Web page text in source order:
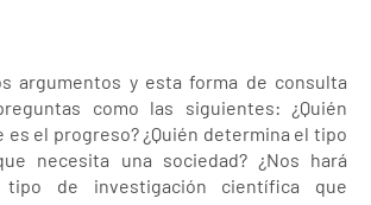
argumentos y esta forma de consulta
como las siguientes: ¿Quién
es el progreso? ¿Quién determina el tipo
necesita una sociedad? ¿Nos hará
tipo de investigación científica que